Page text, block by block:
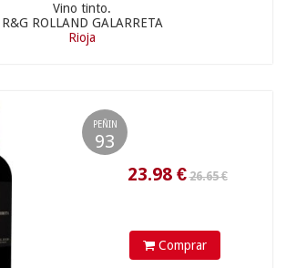
Vino tinto.
R&G ROLLAND GALARRETA
Rioja
PEÑIN
93
Comprar